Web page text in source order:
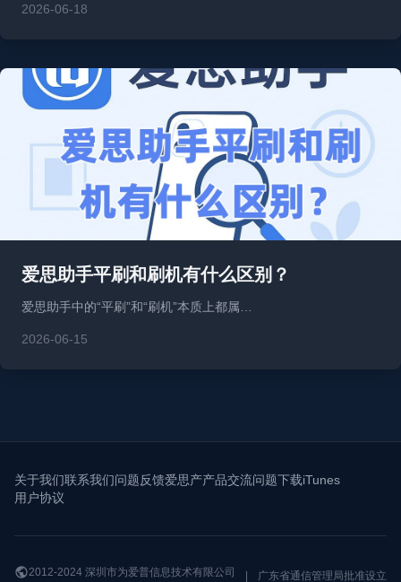
2026-06-18
爱思助手平刷和刷机有什么区别？
爱思助手中的“平刷”和“刷机”本质上都属…
2026-06-15
关于我们联系我们问题反馈爱思产产品交流问题下载iTunes
用户协议
2012-2024 深圳市为爱普信息技术有限公司 | 广东省通信管理局批准设立